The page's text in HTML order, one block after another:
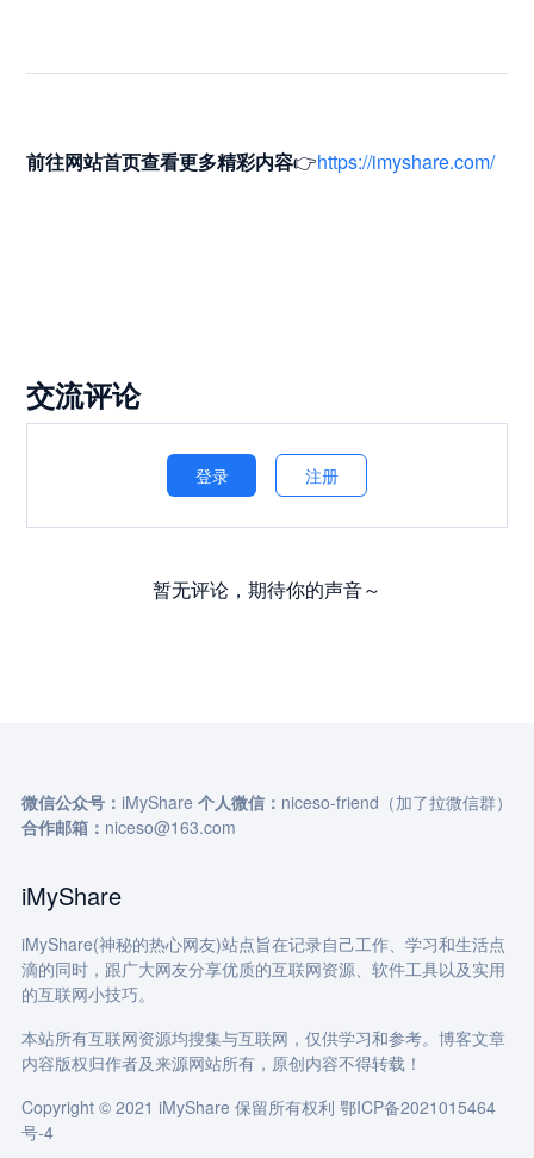
前往网站首页查看更多精彩内容👉https://imyshare.com/
交流评论
登录 注册
暂无评论，期待你的声音～
微信公众号： iMyShare 个人微信： niceso-friend（加了拉微信群）
合作邮箱： niceso@163.com
iMyShare
iMyShare(神秘的热心网友)站点旨在记录自己工作、学习和生活点
滴的同时，跟广大网友分享优质的互联网资源、软件工具以及实用
的互联网小技巧。
本站所有互联网资源均搜集与互联网，仅供学习和参考。博客文章
内容版权归作者及来源网站所有，原创内容不得转载！
Copyright © 2021 iMyShare 保留所有权利 鄂ICP备2021015464
号-4